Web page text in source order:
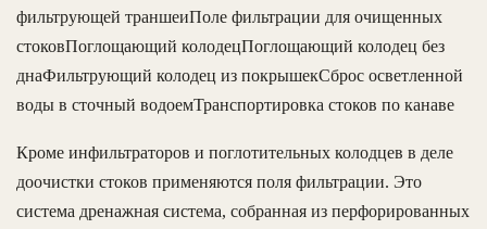
фильтрующей траншеиПоле фильтрации для очищенных
стоковПоглощающий колодецПоглощающий колодец без
днаФильтрующий колодец из покрышекСброс осветленной
воды в сточный водоемТранспортировка стоков по канаве
Кроме инфильтраторов и поглотительных колодцев в деле
доочистки стоков применяются поля фильтрации. Это
система дренажная система, собранная из перфорированных